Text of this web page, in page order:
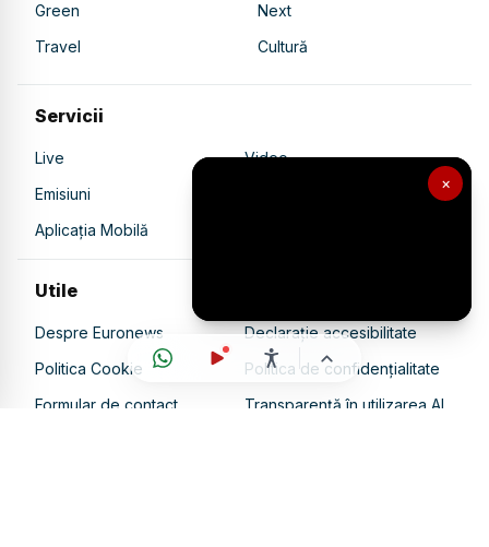
×
Green
Next
Travel
Cultură
Servicii
Live
Video
Emisiuni
Aplicația Mobilă
Utile
Despre Euronews
Declarație accesibilitate
Politica Cookie
Politica de confidențialitate
Formular de contact
Transparență în utilizarea AI